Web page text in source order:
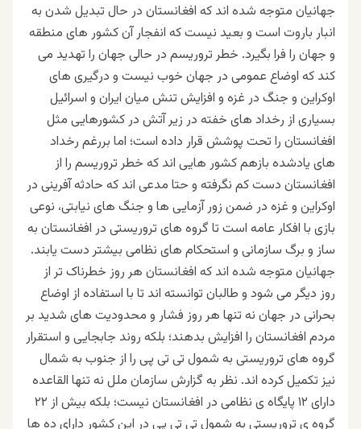
جهانیان متوجه شده اند که افغانستان در حال تبدیل شدن به
انبار باروت است و بعید نیست که انفجار آن کشور های منطقه
و جهان را فرا بگیرد. خطر تروریسم در حالی جهان را تهدید می
کند که اوضاع عمومی در جهان خوب نیست و درگیری های
اوکراین و جنگ در غزه و افزایش تنش میان ایران و اسرائیل
بسیاری از رخداد های خفته در زیر آتش در کشورهایی مثل
افغانستان را تحت پوشش قرار داده است؛ اما بررغم رخداد
های یادشده بازهم کشور هایی اند که خطر تروریسم را از
افغانستان دست کم نگرفته و حتا مدعی اند که حادثه آفرینی در
اوکراین و غزه در ضمن زور آزمایی ها و جنگ های نیابتی، نوعی
بازی با افکار عامه است تا گروه های تروریستی در افغانستان به
ساز و برگ سازمانی و استحکام های نظامی بیشتر دست یابند.
جهانیان متوجه شده اند که افغانستان هر روز خطرناک تر از
روز دیگر می شود و طالبان توانسته اند تا با استفاده از اوضاع
بحرانی در جهان نه تنها هر روز فشار و محدودیت های شدید بر
مردم افغانستان را افزایش بدهند؛ بلکه روند جابجایی و استقرار
گروه های تروریستی به شمول تی تی پی را از جنوب به شمال
نیز تکمیل کرده اند. نظر به گزارش سازمان ملل نه تنها القاعده
دارای ۱۲ پایگاه ی نظامی در افغانستان نیست؛ بلکه بیش از ۲۲
گروه ی تروریستی به شمول تی تی پی در این کشور دارای ده ها